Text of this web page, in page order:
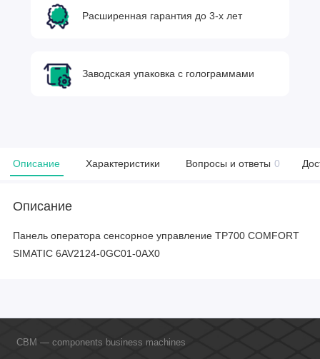
Расширенная гарантия до 3-х лет
Заводская упаковка с голограммами
Описание Характеристики Вопросы и ответы 0
Описание
Панель оператора сенсорное управление TP700 COMFORT
SIMATIC 6AV2124-0GC01-0AX0
CBM — components business machines